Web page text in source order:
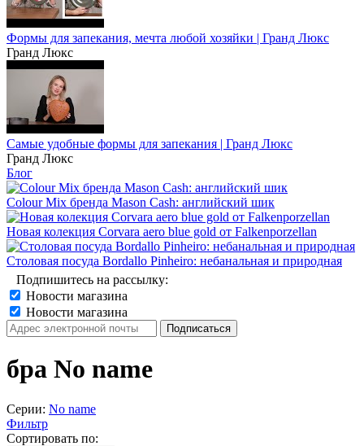
Формы для запекания, мечта любой хозяйки | Гранд Люкс
Гранд Люкс
Самые удобные формы для запекания | Гранд Люкс
Гранд Люкс
Блог
Colour Mix бренда Mason Cash: английский шик
Новая колекция Corvara aero blue gold от Falkenporzellan
Столовая посуда Bordallo Pinheiro: небанальная и природная
Подпишитесь на рассылку:
Новости магазина
Новости магазина
бра No name
Серии: No name
Фильтр
Сортировать по: